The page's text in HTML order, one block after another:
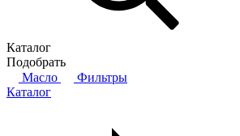
Каталог
Подобрать
Масло
Фильтры
Каталог